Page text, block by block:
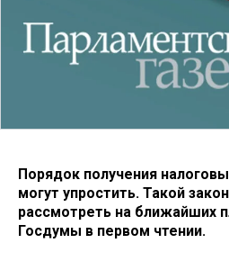
Порядок получения
могут упростить. Такой
рассмотреть на ближайших
Госдумы в первом чтении.